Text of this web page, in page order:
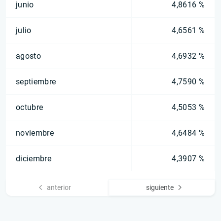
junio 4,8616 %
julio 4,6561 %
agosto 4,6932 %
septiembre 4,7590 %
octubre 4,5053 %
noviembre 4,6484 %
diciembre 4,3907 %
anterior siguiente